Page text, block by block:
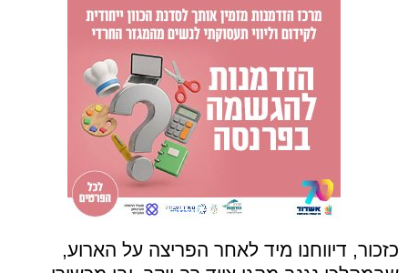
כזכור, דיווחנו מיד לאחר הפריצה על הארוע,